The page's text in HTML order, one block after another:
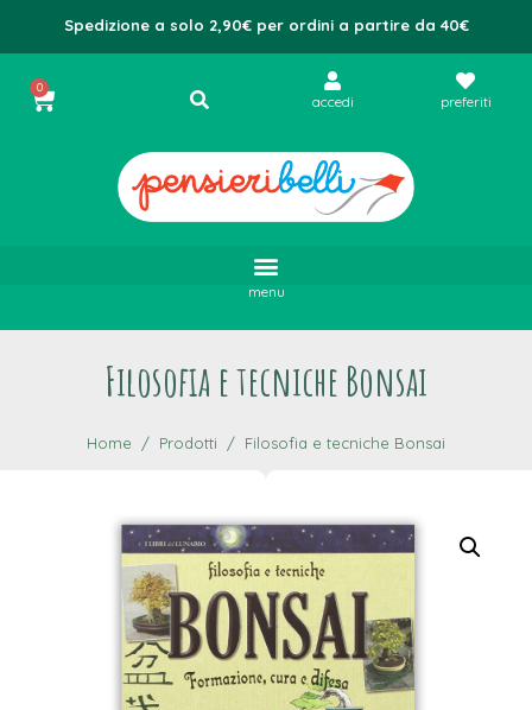
Spedizione a solo 2,90€ per ordini a partire da 40€
0
accedi preferiti
menu
Filosofia e tecniche Bonsai
Home Prodotti Filosofia e tecniche Bonsai